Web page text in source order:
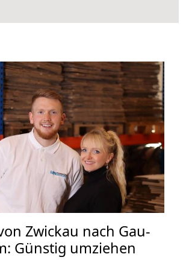
Zwickau nach Gau-
Günstig umziehen